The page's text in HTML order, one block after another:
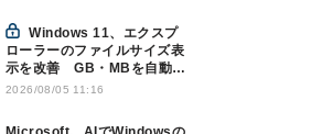
Windows 11、エクスプ
ローラーのファイルサイズ表
示を改善 GB・MBを自動表
示へ
2026/08/05 11:16